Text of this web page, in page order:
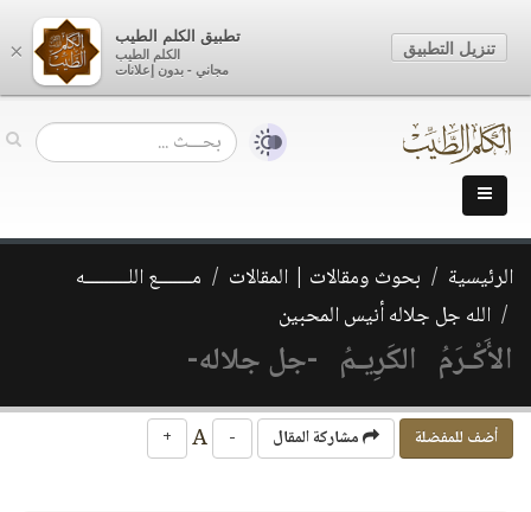
الرئيسية بحوث ومقالات | المقالات
مـــــــع اللـــــــــه
الله جل جلاله أنيس المحبين
الأَكْـرَمُ الكَرِيـمُ -جل جلاله-
أضف للمفضلة مشاركة المقال -
+
×
تطبيق الكلم الطيب
الكلم الطيب
مجاني - بدون إعلانات
تنزيل التطبيق